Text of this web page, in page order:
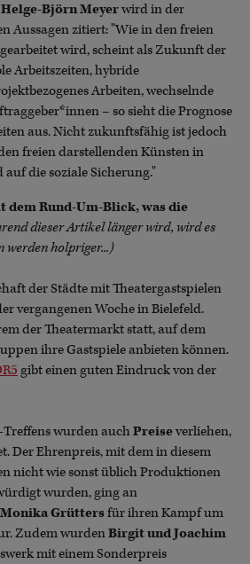
Helge-Björn Meyerwird in der
Aussagen zitiert: "Wie in den freien
wird, scheint als Zukunft der
Arbeitszeiten, hybride
Arbeiten, wechselnde
– so sieht die Prognose
aus. Nicht zukunftsfähig ist jedoch
freien darstellenden Künsten in
auf die soziale Sicherung."
dem Rund-Um-Blick, was die
dieser Artikel länger wird, wird es
werden holpriger...)
der Städte mit Theatergastspielen
vergangenen Woche in Bielefeld.
der Theatermarkt statt, auf dem
ihre Gastspiele anbieten können.
gibt einen guten Eindruck von der
wurden auchPreiseverliehen,
Der Ehrenpreis, mit dem in diesem
nicht wie sonst üblich Produktionen
wurden, ging an
Monika Grüttersfür ihren Kampf um
Zudem wurdenBirgit und Joachim
mit einem Sonderpreis